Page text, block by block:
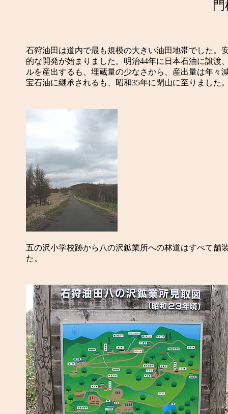
石狩油田は道内で最も規模の大きい油田地帯でした。
的な開発が始まりました。明治44年に日本石油に譲渡
ルを産出するも、埋蔵量の少なさから、産出量は年々
宝石油に継承されるも、昭和35年に閉山に至りました
五の沢小学校跡から八の沢鉱業所への林道はすべて舗
た。